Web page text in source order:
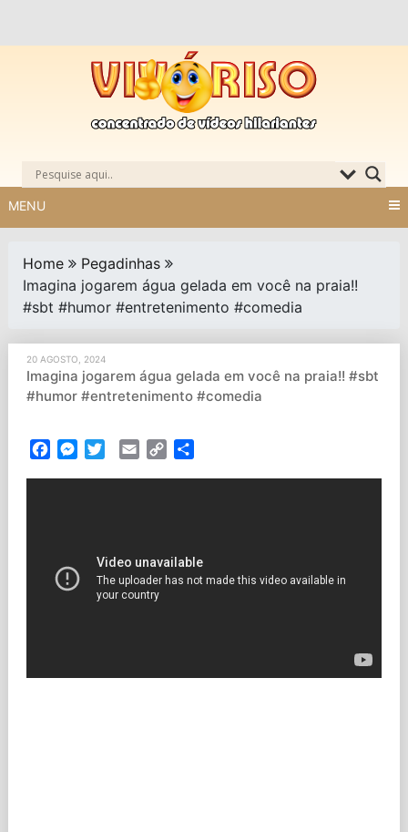
MENU
Home
Pegadinhas
Imagina jogarem água gelada em você na praia!!
#sbt #humor #entretenimento #comedia
20 AGOSTO, 2024
Imagina jogarem água gelada em você na praia!! #sbt
#humor #entretenimento #comedia
FacebookMessenger
TwitterEmail Copy